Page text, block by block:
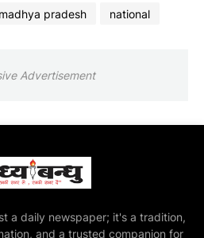
madhya pradesh national
Advertisement
a daily newspaper; it's a tradition,
and a trusted companion for